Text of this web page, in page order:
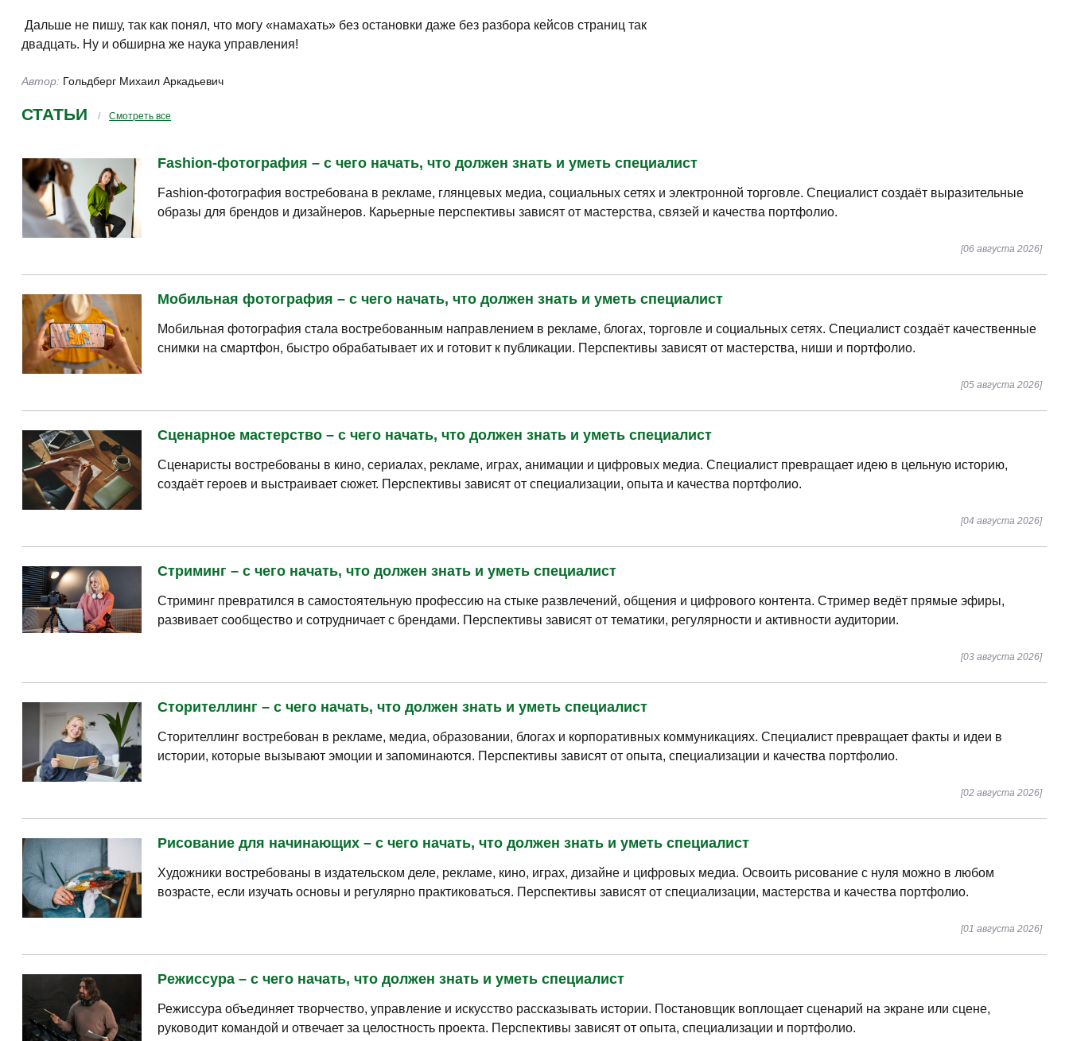
Дальше не пишу, так как понял, что могу «намахать» без остановки даже без разбора кейсов страниц так
двадцать. Ну и обширна же наука управления!
Автор: Гольдберг Михаил Аркадьевич
СТАТЬИ Смотреть все
Fashion-фотография – с чего начать, что должен знать и уметь специалист
Fashion-фотография востребована в рекламе, глянцевых медиа, социальных сетях и электронной торговле. Специалист создаёт выразительные
образы для брендов и дизайнеров. Карьерные перспективы зависят от мастерства, связей и качества портфолио.
[06 августа 2026]
Мобильная фотография – с чего начать, что должен знать и уметь специалист
Мобильная фотография стала востребованным направлением в рекламе, блогах, торговле и социальных сетях. Специалист создаёт качественные
снимки на смартфон, быстро обрабатывает их и готовит к публикации. Перспективы зависят от мастерства, ниши и портфолио.
[05 августа 2026]
Сценарное мастерство – с чего начать, что должен знать и уметь специалист
Сценаристы востребованы в кино, сериалах, рекламе, играх, анимации и цифровых медиа. Специалист превращает идею в цельную историю,
создаёт героев и выстраивает сюжет. Перспективы зависят от специализации, опыта и качества портфолио.
[04 августа 2026]
Стриминг – с чего начать, что должен знать и уметь специалист
Стриминг превратился в самостоятельную профессию на стыке развлечений, общения и цифрового контента. Стример ведёт прямые эфиры,
развивает сообщество и сотрудничает с брендами. Перспективы зависят от тематики, регулярности и активности аудитории.
[03 августа 2026]
Сторителлинг – с чего начать, что должен знать и уметь специалист
Сторителлинг востребован в рекламе, медиа, образовании, блогах и корпоративных коммуникациях. Специалист превращает факты и идеи в
истории, которые вызывают эмоции и запоминаются. Перспективы зависят от опыта, специализации и качества портфолио.
[02 августа 2026]
Рисование для начинающих – с чего начать, что должен знать и уметь специалист
Художники востребованы в издательском деле, рекламе, кино, играх, дизайне и цифровых медиа. Освоить рисование с нуля можно в любом
возрасте, если изучать основы и регулярно практиковаться. Перспективы зависят от специализации, мастерства и качества портфолио.
[01 августа 2026]
Режиссура – с чего начать, что должен знать и уметь специалист
Режиссура объединяет творчество, управление и искусство рассказывать истории. Постановщик воплощает сценарий на экране или сцене,
руководит командой и отвечает за целостность проекта. Перспективы зависят от опыта, специализации и портфолио.